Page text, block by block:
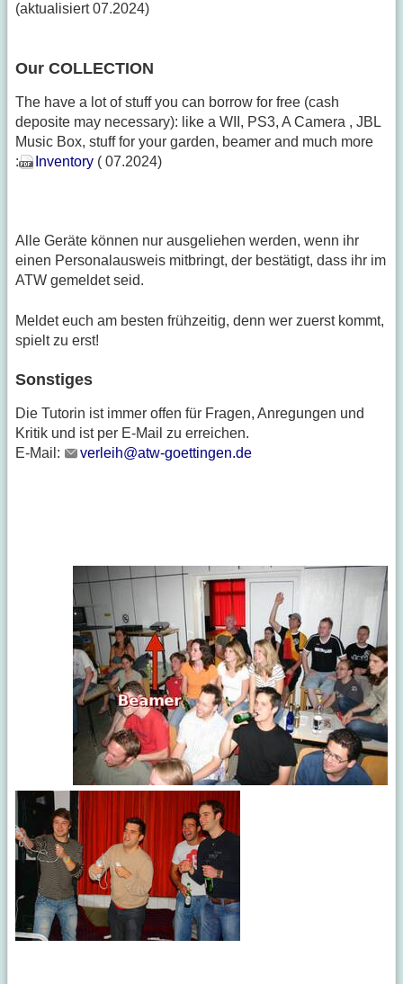
(aktualisiert 07.2024)
Our COLLECTION
The have a lot of stuff you can borrow for free (cash
deposite may necessary): like a WII, PS3, A Camera , JBL
Music Box, stuff for your garden, beamer and much more
:
Inventory ( 07.2024)
Alle Geräte können nur ausgeliehen werden, wenn ihr
einen Personalausweis mitbringt, der bestätigt, dass ihr im
ATW gemeldet seid.
Meldet euch am besten frühzeitig, denn wer zuerst kommt,
spielt zu erst!
Sonstiges
Die Tutorin ist immer offen für Fragen, Anregungen und
Kritik und ist per E-Mail zu erreichen.
E-Mail:
verleih@atw-goettingen.de